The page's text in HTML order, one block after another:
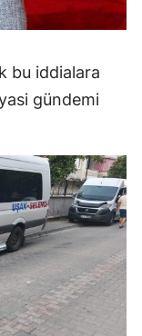
bu iddialara
gündemi